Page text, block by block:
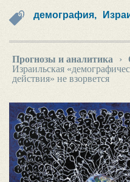
демография,
Прогнозы и аналитика ›
Израильская
действия» не взорвется